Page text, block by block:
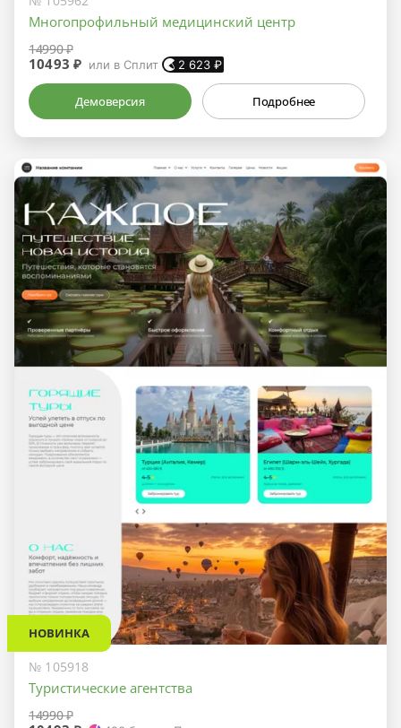
Многопрофильный медицинский центр
14990 ₽
10493 ₽ или в Сплит 2 623 ₽
Демоверсия Подробнее
НОВИНКА
№ 105918
Туристические агентства
14990 ₽